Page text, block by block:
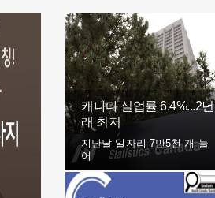
캐나다 실업률 6.4%...2년
래 최저
지난달 일자리 7만5천 개 늘
어